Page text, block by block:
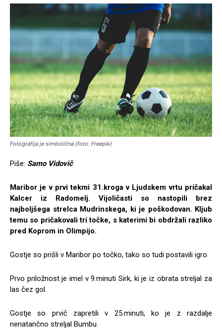
Fotografija je simbolična (foto: Freepik)
Piše: Samo Vidovič
Maribor je v prvi tekmi 31.kroga v Ljudskem vrtu pričakal
Kalcer iz Radomelj. Vijoličasti so nastopili brez
najboljšega strelca Mudrinskega, ki je poškodovan. Kljub
temu so pričakovali tri točke, s katerimi bi obdržali razliko
pred Koprom in Olimpijo.
Gostje so prišli v Maribor po točko, tako so tudi postavili igro.
Prvo priložnost je imel v 9.minuti Sirk, ki je iz obrata streljal za
las čez gol.
Gostje so prvič zapretili v 25.minuti, ko je z razdalje
nenatančno streljal Bumbu.